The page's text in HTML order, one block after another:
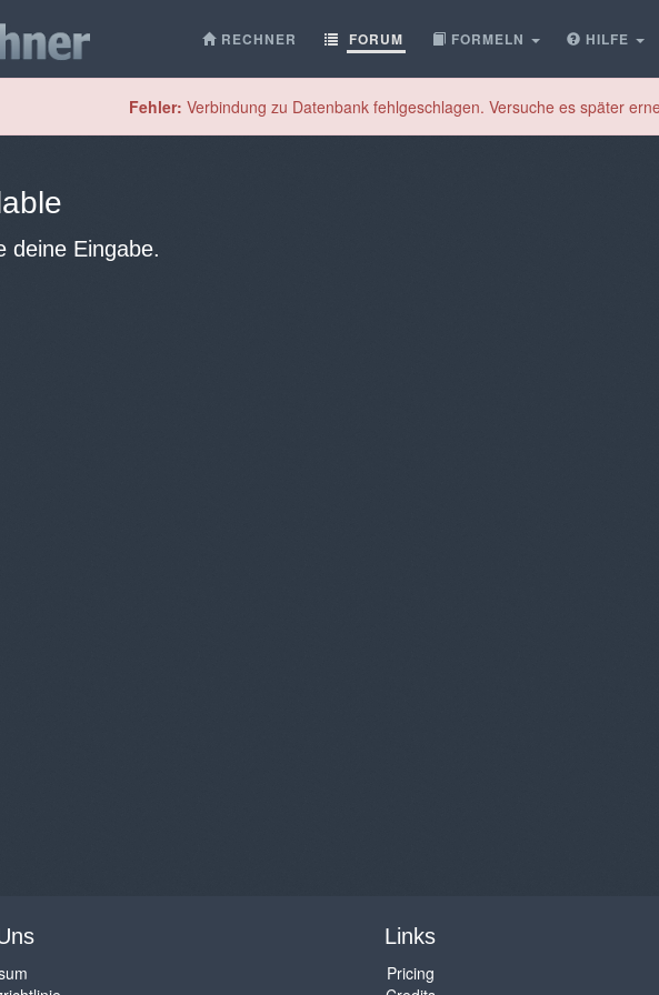
RECHNER FORUM FORMELN HILFE
Fehler: Verbindung zu Datenbank fehlgeschlagen. Versuche es später
deine Eingabe.
Links
Pricing